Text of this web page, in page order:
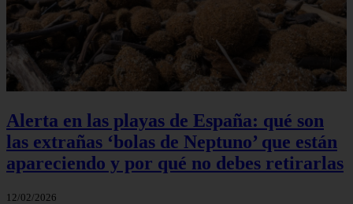
Alerta en las playas de España: qué son
las extrañas ‘bolas de Neptuno’ que están
apareciendo y por qué no debes retirarlas
12/02/2026